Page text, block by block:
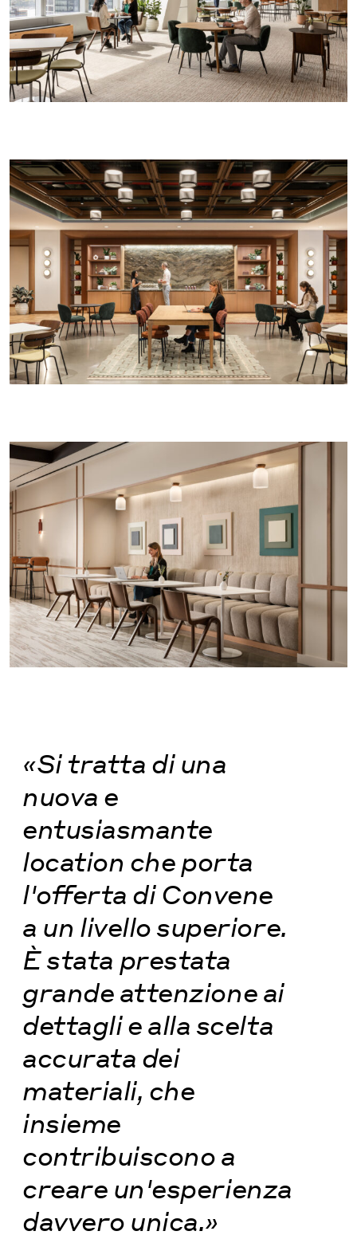
«Si tratta di una
nuova e
entusiasmante
location che porta
l'offerta di Convene
a un livello superiore.
È stata prestata
grande attenzione ai
dettagli e alla scelta
accurata dei
materiali, che
insieme
contribuiscono a
creare un'esperienza
davvero unica.»